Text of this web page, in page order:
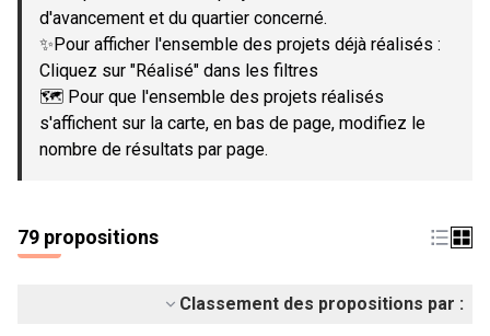
d'avancement et du quartier concerné.
✨Pour afficher l'ensemble des projets déjà réalisés :
Cliquez sur "Réalisé" dans les filtres
🗺️ Pour que l'ensemble des projets réalisés
s'affichent sur la carte, en bas de page, modifiez le
nombre de résultats par page.
79 propositions
Classement des propositions par :